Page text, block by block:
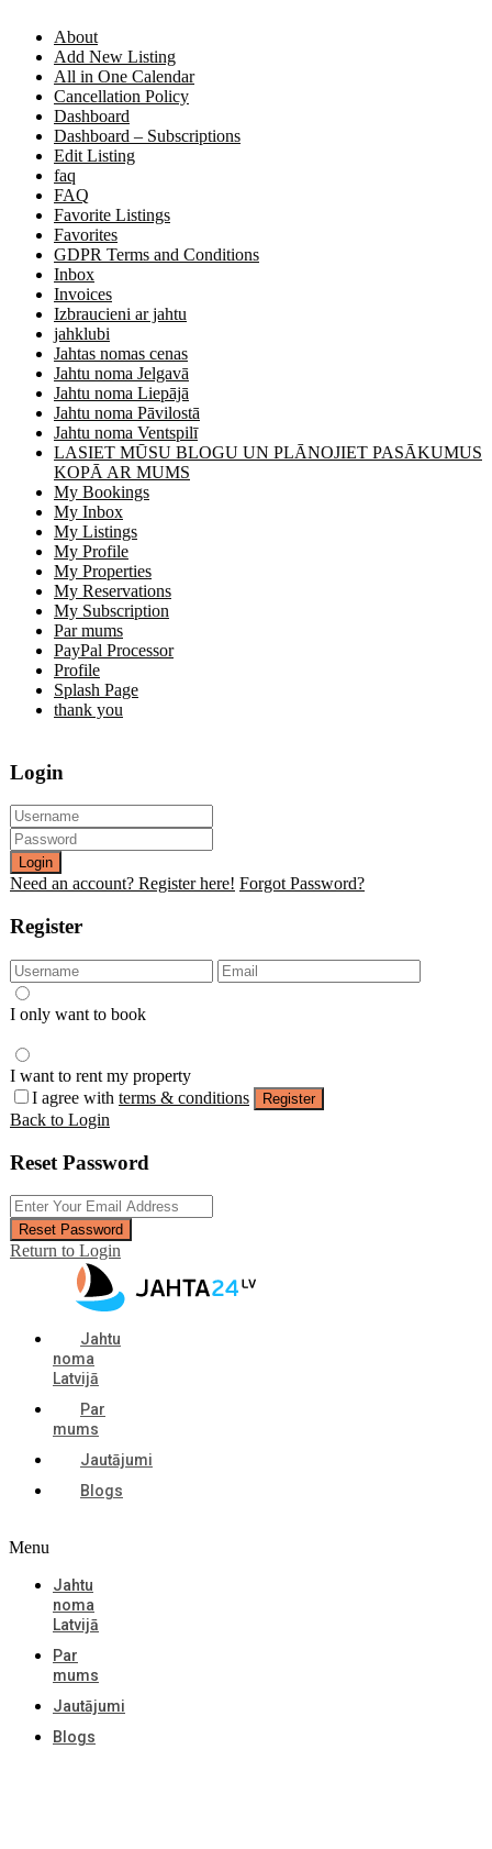
About
Add New Listing
All in One Calendar
Cancellation Policy
Dashboard
Dashboard – Subscriptions
Edit Listing
faq
FAQ
Favorite Listings
Favorites
GDPR Terms and Conditions
Inbox
Invoices
Izbraucieni ar jahtu
jahklubi
Jahtas nomas cenas
Jahtu noma Jelgavā
Jahtu noma Liepājā
Jahtu noma Pāvilostā
Jahtu noma Ventspilī
LASIET MŪSU BLOGU UN PLĀNOJIET PASĀKUMUS
KOPĀ AR MUMS
My Bookings
My Inbox
My Listings
My Profile
My Properties
My Reservations
My Subscription
Par mums
PayPal Processor
Profile
Splash Page
thank you
Login
Login
Need an account? Register here! Forgot Password?
Register
I only want to book
I want to rent my property
I agree with terms & conditions Register
Back to Login
Reset Password
Reset Password
Return to Login
Jahtu
noma
Latvijā
Par
mums
Jautājumi
Blogs
Menu
Jahtu
noma
Latvijā
Par
mums
Jautājumi
Blogs